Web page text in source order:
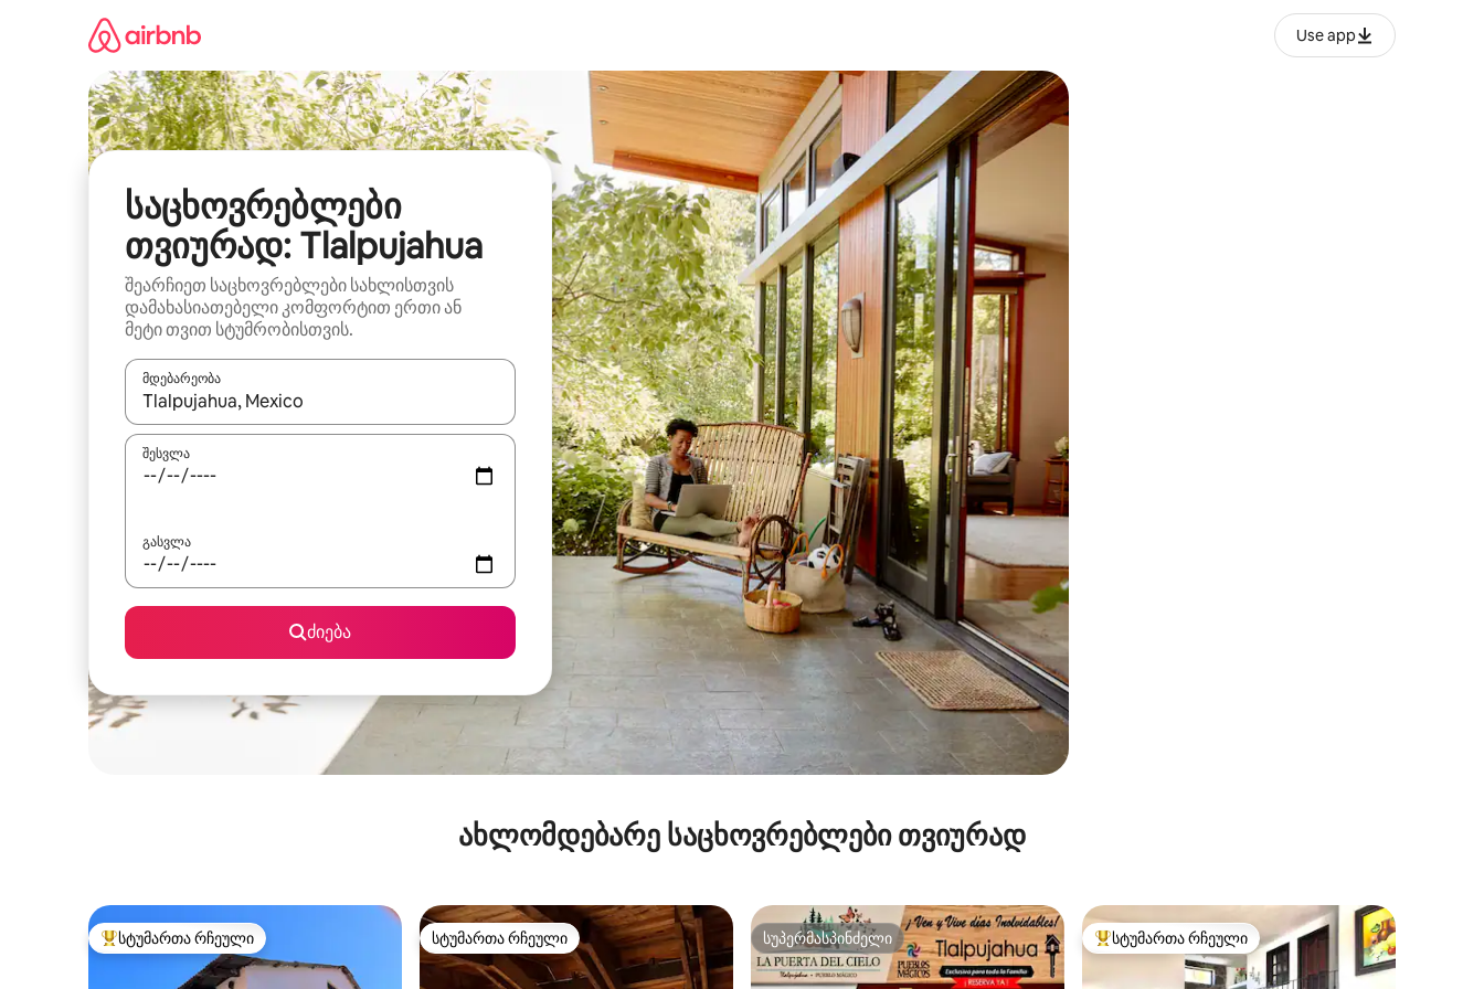
Use app
საცხოვრებლები
თვიურად: Tlalpujahua
შეარჩიეთ საცხოვრებლები სახლისთვის
დამახასიათებელი კომფორტით ერთი ან
მეტი თვით სტუმრობისთვის.
მდებარეობა
როცა შედეგები ხელმისაწვდომი გახდება, ნავიგაციისთვის გამოიყენეთ კლავიშები ზემოთ/ქვემოთ მიმართული ისრებით ან შეხებისა თუ თითის გასმის ჟესტები.
შესვლა
გასვლა
ძიება
ახლომდებარე საცხოვრებლები თვიურად
სტუმართა რჩეული მოწინავე ვარიანტი
სტუმართა რჩეული სტუმართა რჩეული
სტუმართა რჩეული სუპერმასპინძელი
სუპერმასპინძელი სტუმართა რჩეული მოწინავე ვარიანტი
სტუმართა რჩეული